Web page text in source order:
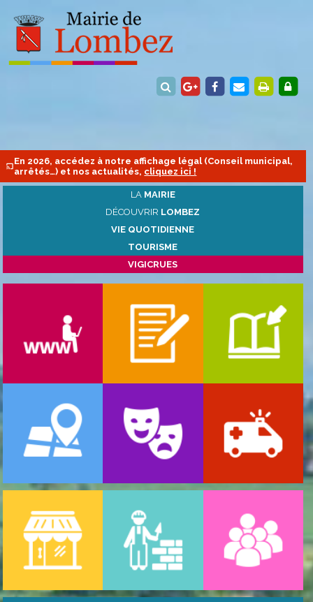
En 2026, accédez à notre affichage légal (Conseil municipal,
arrêtés…) et nos actualités, cliquez ici !
LA MAIRIE
DÉCOUVRIR LOMBEZ
VIE QUOTIDIENNE
TOURISME
VIGICRUES